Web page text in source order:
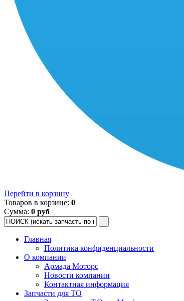
Перейти в корзину
Товаров в корзине: 0
Сумма: 0 руб
Главная
Политика конфиденциальности
О компании
Армада Моторс
Новости компании
Контактная информация
Запчасти для ТО